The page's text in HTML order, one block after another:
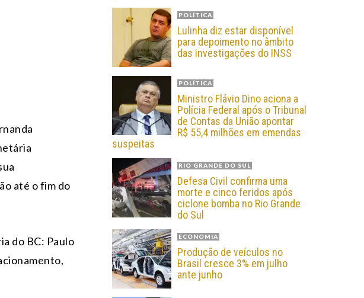
até o fim do
do BC: Paulo
POLÍTICA
Lulinha diz estar disponível
para depoimento no âmbito
das investigações do INSS
POLÍTICA
Ministro Flávio Dino aciona a
Polícia Federal após o Tribunal
de Contas da União apontar
R$ 55,4 milhões em emendas
suspeitas
RIO GRANDE DO SUL
Defesa Civil confirma uma
morte e cinco feridos após
ciclone bomba no Rio Grande
do Sul
ECONOMIA
Produção de veículos no
Brasil cresce 3% em julho
ante junho